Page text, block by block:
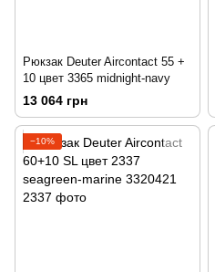
Рюкзак Deuter Aircontact 55 +
10 цвет 3365 midnight-navy
13 064 грн
−10%